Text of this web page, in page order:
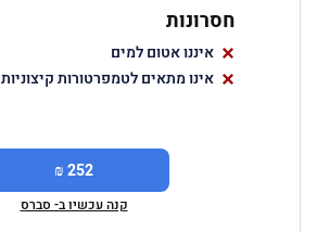
חסרונות
איננו אטום למים
אינו מתאים לטמפרטורות קיצוניות
252 ₪
קנה עכשיו ב- סברס